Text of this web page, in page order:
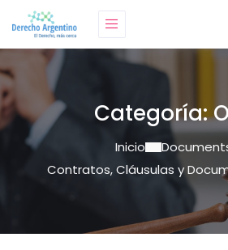
Categoría:
Inicio
Contratos, Cláusulas y